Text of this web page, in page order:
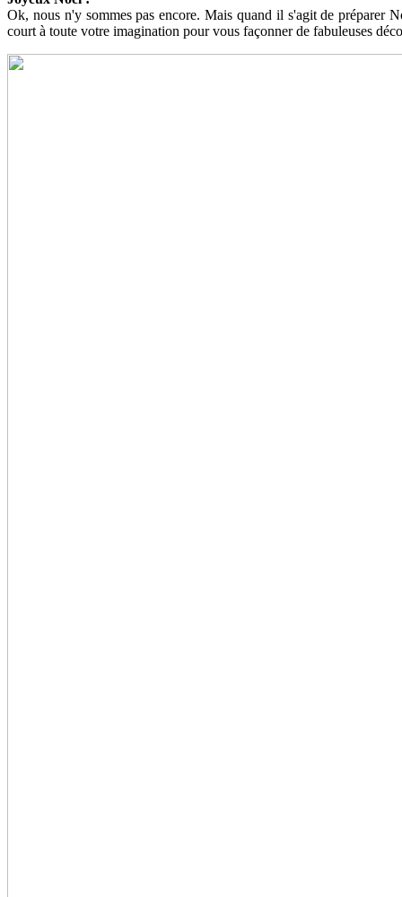
Ok, nous n'y sommes pas encore. Mais quand il s'agit de préparer
court à toute votre imagination pour vous façonner de fabuleuses